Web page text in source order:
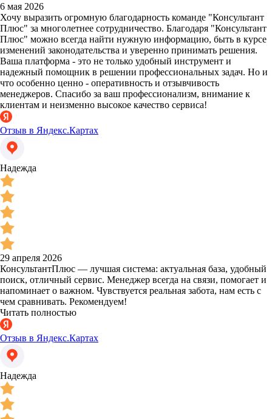
6 мая 2026
Хочу выразить огромную благодарность команде "Консультант
Плюс" за многолетнее сотрудничество. Благодаря "Консультант
Плюс" можно всегда найти нужную информацию, быть в курсе
изменений законодательства и уверенно принимать решения.
Ваша платформа - это не только удобный инструмент и
надежный помощник в решении профессиональных задач. Но и
что особенно ценно - оперативность и отзывчивость
менеджеров. Спасибо за ваш профессионализм, внимание к
клиентам и неизменно высокое качество сервиса!
Отзыв в Яндекс.Картах
Надежда
29 апреля 2026
КонсультантПлюс — лучшая система: актуальная база, удобный
поиск, отличный сервис. Менеджер всегда на связи, помогает и
напоминает о важном. Чувствуется реальная забота, нам есть с
чем сравнивать. Рекомендуем!
Читать полностью
Отзыв в Яндекс.Картах
Надежда